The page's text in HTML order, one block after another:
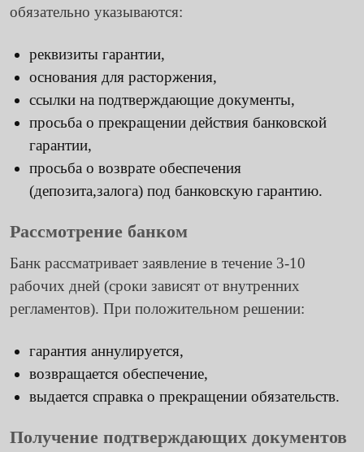
обязательно указываются:
реквизиты гарантии,
основания для расторжения,
ссылки на подтверждающие документы,
просьба о прекращении действия банковской
гарантии,
просьба о возврате обеспечения
(депозита,залога) под банковскую гарантию.
Рассмотрение банком
Банк рассматривает заявление в течение 3-10
рабочих дней (сроки зависят от внутренних
регламентов). При положительном решении:
гарантия аннулируется,
возвращается обеспечение,
выдается справка о прекращении обязательств.
Получение подтверждающих документов